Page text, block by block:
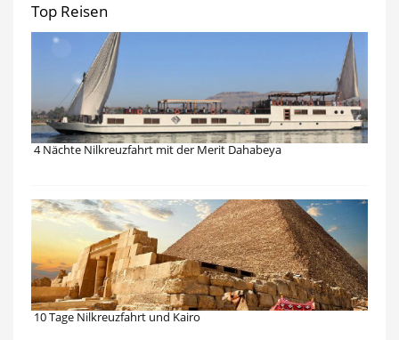
Top Reisen
4 Nächte Nilkreuzfahrt mit der Merit Dahabeya
10 Tage Nilkreuzfahrt und Kairo